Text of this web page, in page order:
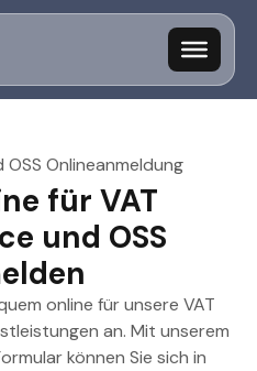
Onlineanmeldung
für VAT
und OSS
online für unsere VAT
an. Mit unserem
können Sie sich in